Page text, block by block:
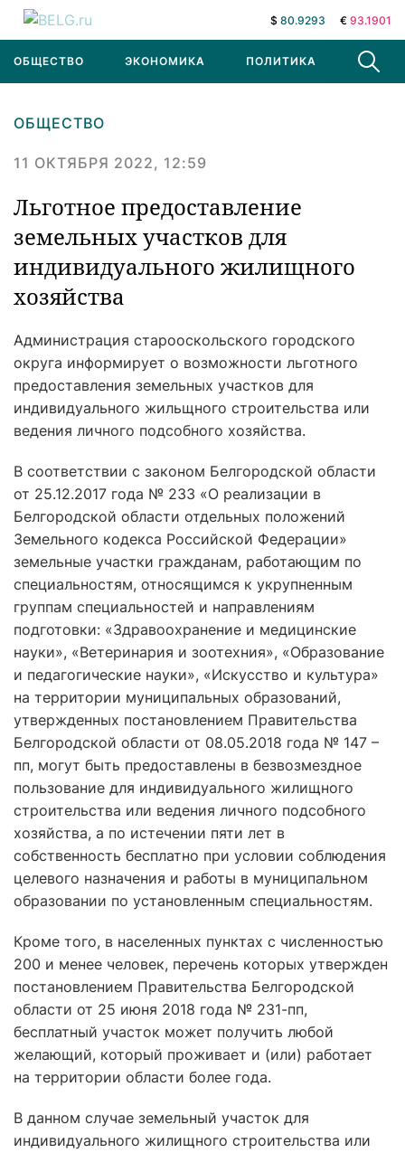
$ 80.9293 € 93.1901
ОБЩЕСТВО ЭКОНОМИКА ПОЛИТИКА В МИРЕ
ОБЩЕСТВО
11 ОКТЯБРЯ 2022, 12:59
Льготное предоставление
земельных участков для
индивидуального жилищного
хозяйства
Администрация старооскольского городского
округа информирует о возможности льготного
предоставления земельных участков для
индивидуального жильщного строительства или
ведения личного подсобного хозяйства.
В соответствии с законом Белгородской области
от 25.12.2017 года № 233 «О реализации в
Белгородской области отдельных положений
Земельного кодекса Российской Федерации»
земельные участки гражданам, работающим по
специальностям, относящимся к укрупненным
группам специальностей и направлениям
подготовки: «Здравоохранение и медицинские
науки», «Ветеринария и зоотехния», «Образование
и педагогические науки», «Искусство и культура»
на территории муниципальных образований,
утвержденных постановлением Правительства
Белгородской области от 08.05.2018 года № 147 –
пп, могут быть предоставлены в безвозмездное
пользование для индивидуального жилищного
строительства или ведения личного подсобного
хозяйства, а по истечении пяти лет в
собственность бесплатно при условии соблюдения
целевого назначения и работы в муниципальном
образовании по установленным специальностям.
Кроме того, в населенных пунктах с численностью
200 и менее человек, перечень которых утвержден
постановлением Правительства Белгородской
области от 25 июня 2018 года № 231-пп,
бесплатный участок может получить любой
желающий, который проживает и (или) работает
на территории области более года.
В данном случае земельный участок для
индивидуального жилищного строительства или